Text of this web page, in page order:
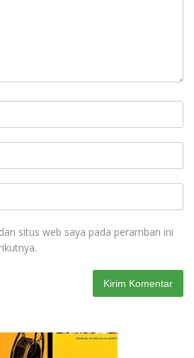
situs web saya pada peramban ini